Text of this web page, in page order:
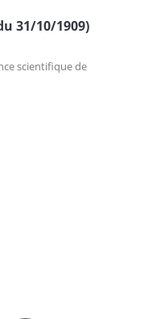
31/10/1909)
scientifique de